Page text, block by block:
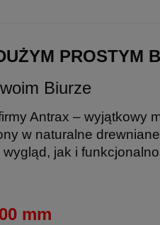
PROSTYM
Biurze
Antrax – wyjątkowy
w naturalne
jak i
mm